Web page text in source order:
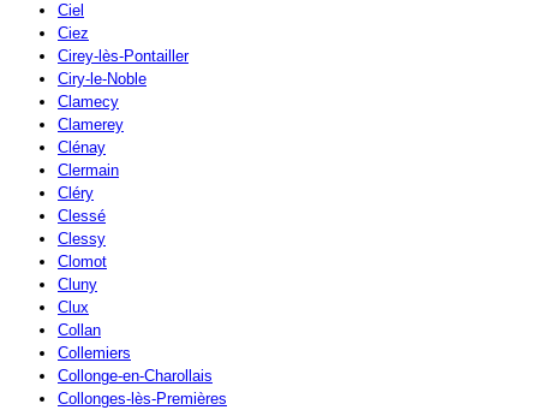
Ciel
Ciez
Cirey-lès-Pontailler
Ciry-le-Noble
Clamecy
Clamerey
Clénay
Clermain
Cléry
Clessé
Clessy
Clomot
Cluny
Clux
Collan
Collemiers
Collonge-en-Charollais
Collonges-lès-Premières